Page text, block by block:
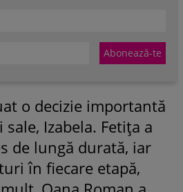
o decizie importantă
Izabela. Fetița a
de lungă durată, iar
în fiecare etapă,